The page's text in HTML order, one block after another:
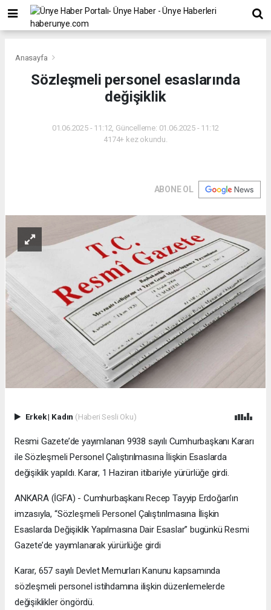
Anasayfa
Sözleşmeli personel esaslarında
değişiklik
01.06.2025 - 11:12, Güncelleme: 01.06.2025 - 11:12
4174+ kez okundu.
ABONE OL
Erkek| Kadın (Haberi Sesli Oku)
Resmi Gazete’de yayımlanan 9938 sayılı Cumhurbaşkanı Kararı
ile Sözleşmeli Personel Çalıştırılmasına İlişkin Esaslarda
değişiklik yapıldı. Karar, 1 Haziran itibariyle yürürlüğe girdi.
ANKARA (İGFA) - Cumhurbaşkanı Recep Tayyip Erdoğan’ın
imzasıyla, “Sözleşmeli Personel Çalıştırılmasına İlişkin
Esaslarda Değişiklik Yapılmasına Dair Esaslar” bugünkü Resmi
Gazete’de yayımlanarak yürürlüğe girdi
Karar, 657 sayılı Devlet Memurları Kanunu kapsamında
sözleşmeli personel istihdamına ilişkin düzenlemelerde
değişiklikler öngördü.